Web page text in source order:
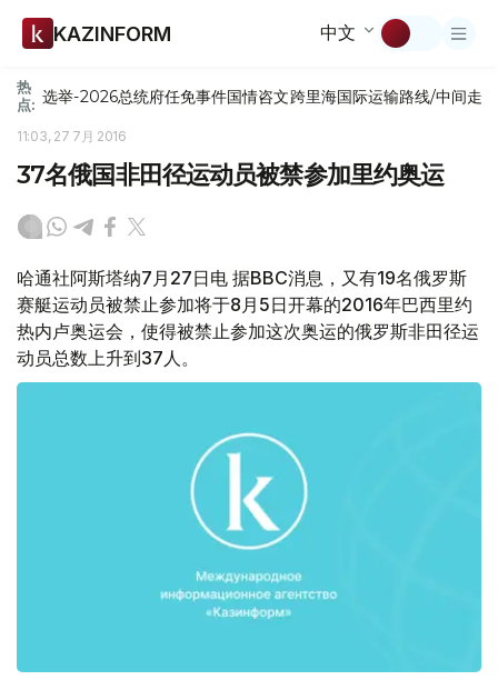
KAZINFORM 中文
热
点: 选举-2026总统府任免事件国情咨文跨里海国际运输路线/中间走廊
11:03, 27 7月 2016
37名俄国非田径运动员被禁参加里约奥运
哈通社阿斯塔纳7月27日电 据BBC消息，又有19名俄罗斯
赛艇运动员被禁止参加将于8月5日开幕的2016年巴西里约
热内卢奥运会，使得被禁止参加这次奥运的俄罗斯非田径运
动员总数上升到37人。